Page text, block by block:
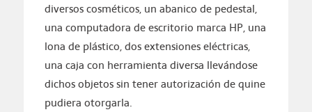
diversos cosméticos, un abanico de pedestal,
una computadora de escritorio marca HP, una
lona de plástico, dos extensiones eléctricas,
una caja con herramienta diversa llevándose
dichos objetos sin tener autorización de quine
pudiera otorgarla.